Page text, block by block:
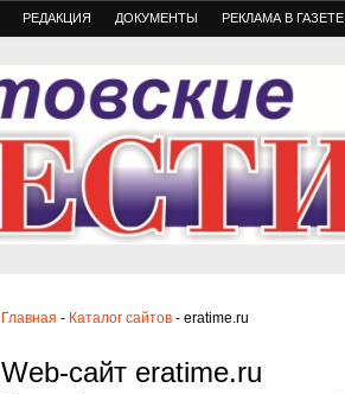
РЕДАКЦИЯ ДОКУМЕНТЫ РЕКЛАМА В ГАЗЕТЕ
Главная - Каталог сайтов - eratime.ru
Web-сайт eratime.ru